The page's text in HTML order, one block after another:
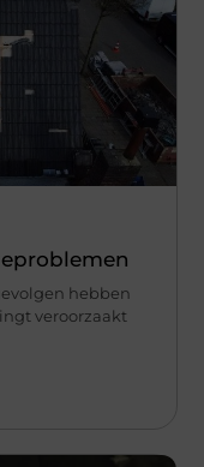
hebben
veroorzaakt